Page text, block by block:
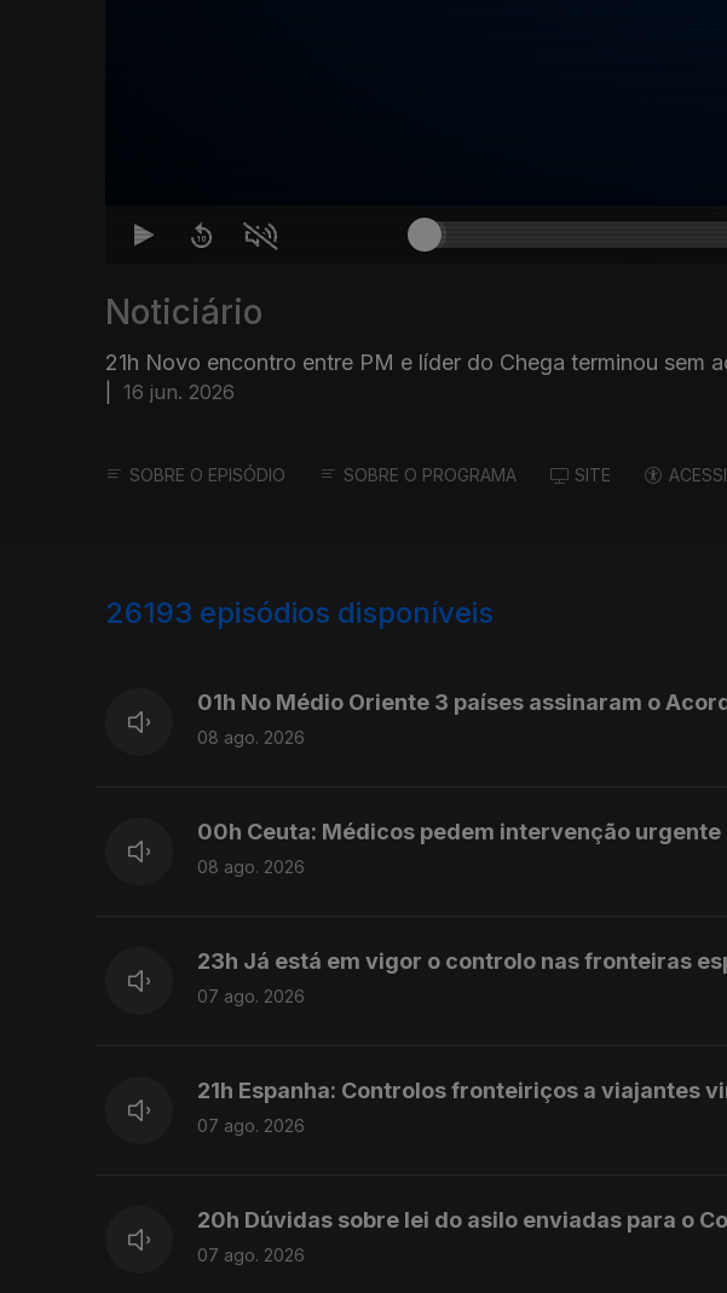
Noticiário
21h Novo encontro entre PM e líder do Chega terminou sem
16 jun. 2026
SOBRE O EPISÓDIO SOBRE O PROGRAMA SITE
26193 episódios disponíveis
01h No Médio Oriente 3 países assinaram o
08 ago. 2026
00h Ceuta: Médicos pedem intervenção urgente
08 ago. 2026
23h Já está em vigor o controlo nas fronteiras
07 ago. 2026
21h Espanha: Controlos fronteiriços a viajantes
07 ago. 2026
20h Dúvidas sobre lei do asilo enviadas para o
07 ago. 2026